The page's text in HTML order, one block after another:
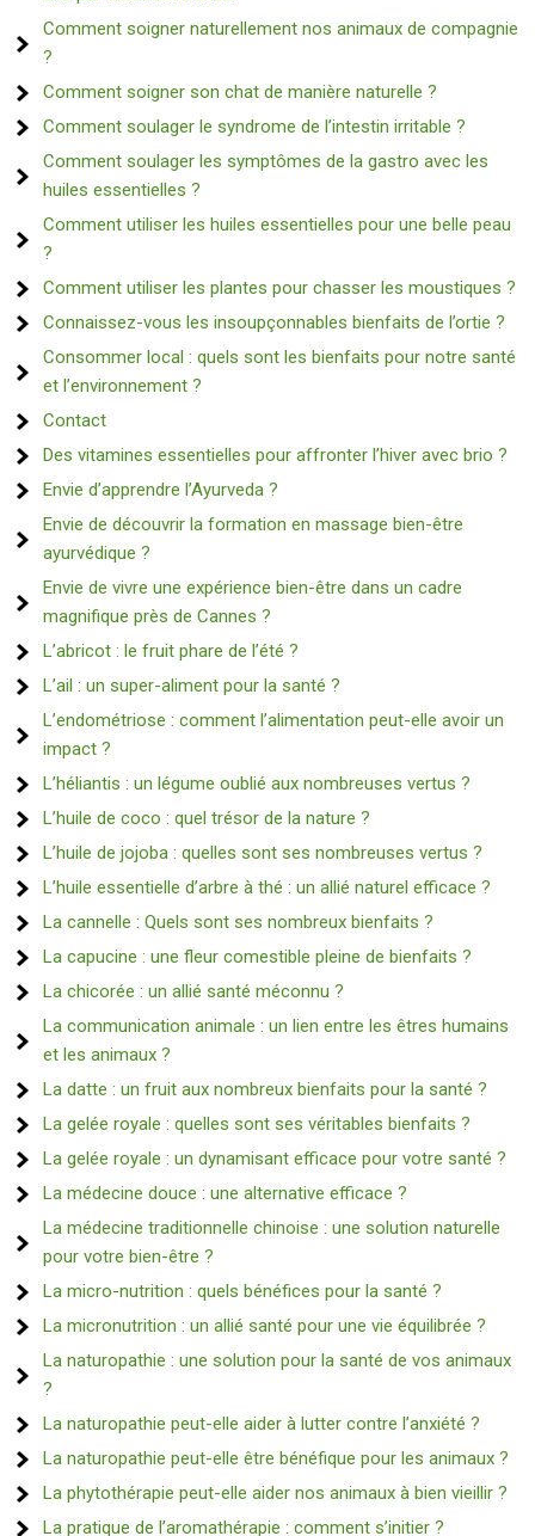
Comment soigner naturellement nos animaux de compagnie
?
Comment soigner son chat de manière naturelle ?
Comment soulager le syndrome de l’intestin irritable ?
Comment soulager les symptômes de la gastro avec les
huiles essentielles ?
Comment utiliser les huiles essentielles pour une belle peau
?
Comment utiliser les plantes pour chasser les moustiques ?
Connaissez-vous les insoupçonnables bienfaits de l’ortie ?
Consommer local : quels sont les bienfaits pour notre santé
et l’environnement ?
Contact
Des vitamines essentielles pour affronter l’hiver avec brio ?
Envie d’apprendre l’Ayurveda ?
Envie de découvrir la formation en massage bien-être
ayurvédique ?
Envie de vivre une expérience bien-être dans un cadre
magnifique près de Cannes ?
L’abricot : le fruit phare de l’été ?
L’ail : un super-aliment pour la santé ?
L’endométriose : comment l’alimentation peut-elle avoir un
impact ?
L’héliantis : un légume oublié aux nombreuses vertus ?
L’huile de coco : quel trésor de la nature ?
L’huile de jojoba : quelles sont ses nombreuses vertus ?
L’huile essentielle d’arbre à thé : un allié naturel efficace ?
La cannelle : Quels sont ses nombreux bienfaits ?
La capucine : une fleur comestible pleine de bienfaits ?
La chicorée : un allié santé méconnu ?
La communication animale : un lien entre les êtres humains
et les animaux ?
La datte : un fruit aux nombreux bienfaits pour la santé ?
La gelée royale : quelles sont ses véritables bienfaits ?
La gelée royale : un dynamisant efficace pour votre santé ?
La médecine douce : une alternative efficace ?
La médecine traditionnelle chinoise : une solution naturelle
pour votre bien-être ?
La micro-nutrition : quels bénéfices pour la santé ?
La micronutrition : un allié santé pour une vie équilibrée ?
La naturopathie : une solution pour la santé de vos animaux
?
La naturopathie peut-elle aider à lutter contre l’anxiété ?
La naturopathie peut-elle être bénéfique pour les animaux ?
La phytothérapie peut-elle aider nos animaux à bien vieillir ?
La pratique de l’aromathérapie : comment s’initier ?